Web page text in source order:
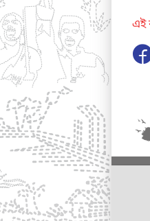
এই